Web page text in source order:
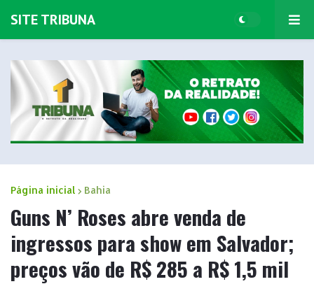
SITE TRIBUNA
Página inicial Bahia
Guns N’ Roses abre venda de
ingressos para show em Salvador;
preços vão de R$ 285 a R$ 1,5 mil